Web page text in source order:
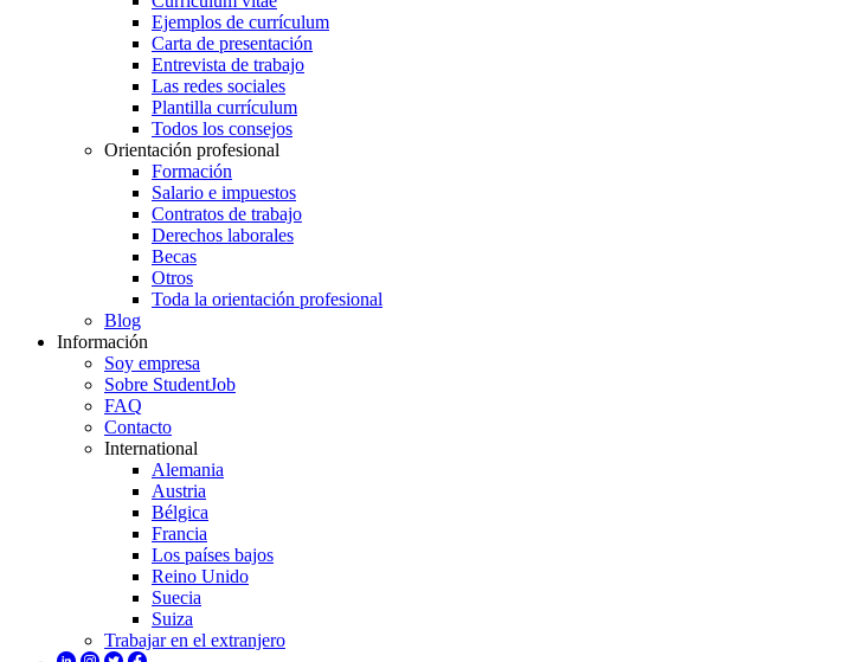
Ejemplos de currículum
Carta de presentación
Entrevista de trabajo
Las redes sociales
Plantilla currículum
Todos los consejos
Orientación profesional
Formación
Salario e impuestos
Contratos de trabajo
Derechos laborales
Becas
Otros
Toda la orientación profesional
Blog
Información
Soy empresa
Sobre StudentJob
FAQ
Contacto
International
Alemania
Austria
Bélgica
Francia
Los países bajos
Reino Unido
Suecia
Suiza
Trabajar en el extranjero